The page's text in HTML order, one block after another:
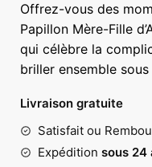
Offrez-vous des
Papillon Mère-Fille
qui célèbre la
briller ensemble
Livraison gratuite
Satisfait ou
Expédition sous 24